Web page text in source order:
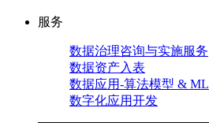
服务
数据治理咨询与实施服务
数据资产入表
数据应用-算法模型 & ML
数字化应用开发